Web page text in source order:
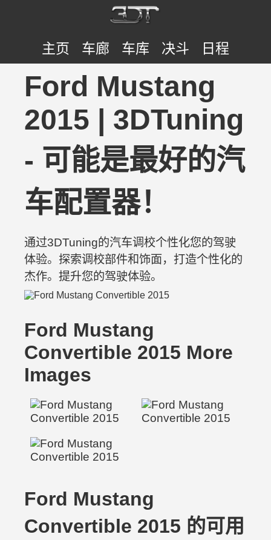
主页 车廊 车库 决斗 日程
Ford Mustang
2015 | 3DTuning
- 可能是最好的汽
车配置器！
通过3DTuning的汽车调校个性化您的驾驶
体验。探索调校部件和饰面，打造个性化的
杰作。提升您的驾驶体验。
Ford Mustang
Convertible 2015 More
Images
Ford Mustang
Convertible 2015 的可用